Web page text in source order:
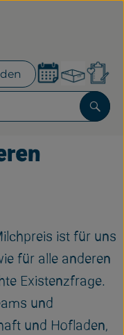
ist für uns
für alle anderen
Existenzfrage.
und
und Hofladen,